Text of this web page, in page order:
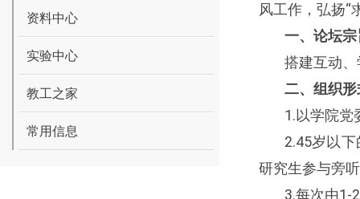
资料中心
实验中心
教工之家
常用信息
风工作，弘扬“
一、论坛宗
搭建互动
二、组织形
1.以学院党
2.45岁以下
研究生参与旁
3.每次由1-2